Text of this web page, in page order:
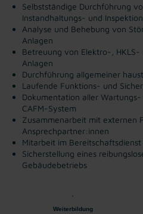
Selbstständige Durchführung
Instandhaltungs- und
Analyse und Behebung von
Anlagen
Betreuung von Elektro-,
Anlagen
Durchführung allgemeiner
Laufende Funktions- und
Dokumentation aller
CAFM-System
Zusammenarbeit mit externen
Ansprechpartner:innen
Mitarbeit im Bereitschaftsdienst
Sicherstellung eines
Gebäudebetriebs
Weiterbildung